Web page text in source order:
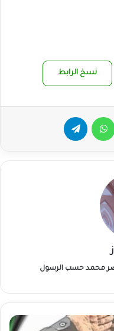
نسخ الرابط
واتساب
محمد حسب الرسول